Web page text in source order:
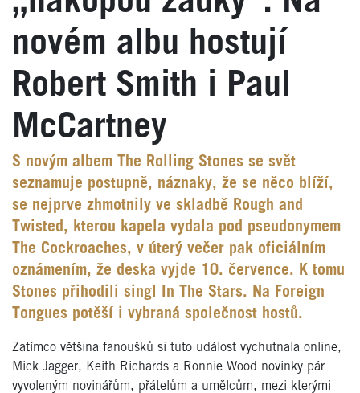
novém albu hostují
Robert Smith i Paul
McCartney
S novým albem The Rolling Stones se svět
seznamuje postupně, náznaky, že se něco blíží,
se nejprve zhmotnily ve skladbě Rough and
Twisted, kterou kapela vydala pod pseudonymem
The Cockroaches, v úterý večer pak oficiálním
oznámením, že deska vyjde 10. července. K tomu
Stones přihodili singl In The Stars. Na Foreign
Tongues potěší i vybraná společnost hostů.
Zatímco většina fanoušků si tuto událost vychutnala online,
Mick Jagger, Keith Richards a Ronnie Wood novinky pár
vyvoleným novinářům, přátelům a umělcům, mezi kterými